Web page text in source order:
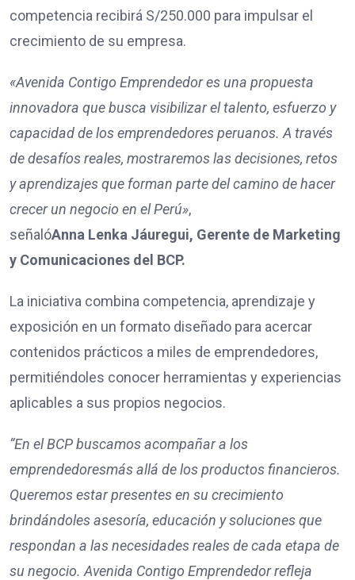
competencia recibirá S/250.000 para impulsar el
crecimiento de su empresa.
«Avenida Contigo Emprendedor es una propuesta
innovadora que busca visibilizar el talento, esfuerzo y
capacidad de los emprendedores peruanos. A través
de desafíos reales, mostraremos las decisiones, retos
y aprendizajes que forman parte del camino de hacer
crecer un negocio en el Perú»,
señalóAnna Lenka Jáuregui, Gerente de Marketing
y Comunicaciones del BCP.
La iniciativa combina competencia, aprendizaje y
exposición en un formato diseñado para acercar
contenidos prácticos a miles de emprendedores,
permitiéndoles conocer herramientas y experiencias
aplicables a sus propios negocios.
“En el BCP buscamos acompañar a los
emprendedoresmás allá de los productos financieros.
Queremos estar presentes en su crecimiento
brindándoles asesoría, educación y soluciones que
respondan a las necesidades reales de cada etapa de
su negocio. Avenida Contigo Emprendedor refleja